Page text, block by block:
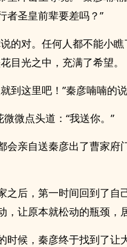
者圣皇前辈要差吗？”
的对。任何人都不能小
目光之中，充满了希望。
到这里吧！”秦彦喃喃的
微微点头道：“我送你。”
会亲自送秦彦出了曹家府
之后，第一时间回到了自
，让原本就松动的瓶颈，
时候，秦彦终于找到了让